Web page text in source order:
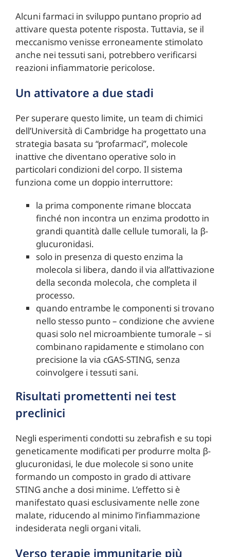
Alcuni farmaci in sviluppo puntano proprio ad
attivare questa potente risposta. Tuttavia, se il
meccanismo venisse erroneamente stimolato
anche nei tessuti sani, potrebbero verificarsi
reazioni infiammatorie pericolose.
Un attivatore a due stadi
Per superare questo limite, un team di chimici
dell’Università di Cambridge ha progettato una
strategia basata su “profarmaci”, molecole
inattive che diventano operative solo in
particolari condizioni del corpo. Il sistema
funziona come un doppio interruttore:
la prima componente rimane bloccata
finché non incontra un enzima prodotto in
grandi quantità dalle cellule tumorali, la β-
glucuronidasi.
solo in presenza di questo enzima la
molecola si libera, dando il via all’attivazione
della seconda molecola, che completa il
processo.
quando entrambe le componenti si trovano
nello stesso punto – condizione che avviene
quasi solo nel microambiente tumorale – si
combinano rapidamente e stimolano con
precisione la via cGAS-STING, senza
coinvolgere i tessuti sani.
Risultati promettenti nei test
preclinici
Negli esperimenti condotti su zebrafish e su topi
geneticamente modificati per produrre molta β-
glucuronidasi, le due molecole si sono unite
formando un composto in grado di attivare
STING anche a dosi minime. L’effetto si è
manifestato quasi esclusivamente nelle zone
malate, riducendo al minimo l’infiammazione
indesiderata negli organi vitali.
Verso terapie immunitarie più